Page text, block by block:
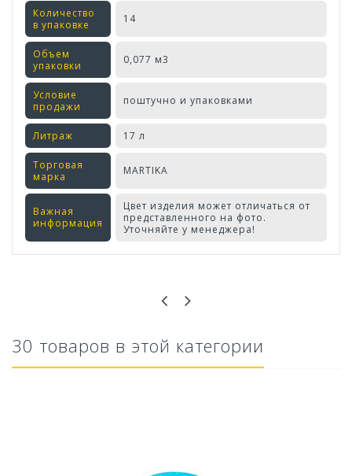
Количество
в упаковке
14
Объем
упаковки
0,077 м3
Условие
продажи
поштучно и упаковками
Литраж 17 л
Торговая
марка
MARTIKA
Важная
информация
Цвет изделия может отличаться от
представленного на фото.
Уточняйте у менеджера!
30 товаров в этой категории